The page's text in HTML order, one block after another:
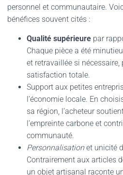
personnel et communautaire.
bénéfices souvent cités :
Qualité supérieure par
Chaque pièce a été
et retravaillée si
satisfaction totale.
Support aux petites
l’économie locale. En
sa région, l’acheteur
l’empreinte carbone et
communauté.
Personnalisationet unicité
Contrairement aux articles
un objet artisanal raconte